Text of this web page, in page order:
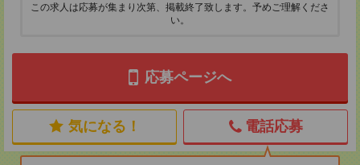
この求人は応募が集まり次第、掲載終了致します。予めご理解くださ
い。
応募ページへ
気になる！ 電話応募